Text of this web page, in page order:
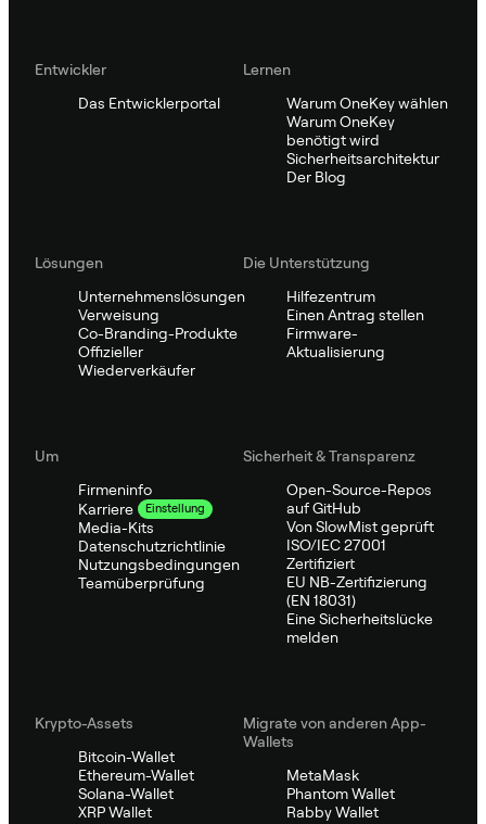
Entwickler
Das Entwicklerportal
Lernen
Warum OneKey wählen
Warum OneKey
benötigt wird
Sicherheitsarchitektur
Der Blog
Lösungen
Unternehmenslösungen
Verweisung
Co-Branding-Produkte
Offizieller
Wiederverkäufer
Die Unterstützung
Hilfezentrum
Einen Antrag stellen
Firmware-
Aktualisierung
Um
Firmeninfo
Karriere
Einstellung
Media-Kits
Datenschutzrichtlinie
Nutzungsbedingungen
Teamüberprüfung
Sicherheit & Transparenz
Open-Source-Repos
auf GitHub
Von SlowMist geprüft
ISO/IEC 27001
Zertifiziert
EU NB-Zertifizierung
(EN 18031)
Eine Sicherheitslücke
melden
Krypto-Assets
Bitcoin-Wallet
Ethereum-Wallet
Solana-Wallet
XRP Wallet
Migrate von anderen App-
Wallets
MetaMask
Phantom Wallet
Rabby Wallet